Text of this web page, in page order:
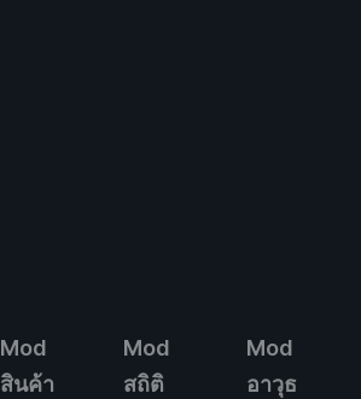
Mod
สินค้า
Mod
สถิติ
Mod
อาวุธ